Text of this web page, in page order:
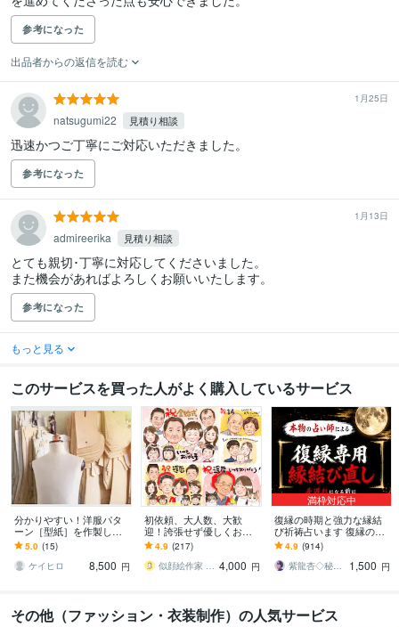
参考になった
出品者からの返信を読む
1月25日
natsugumi22 見積り相談
迅速かつご丁寧にご対応いただきました。
参考になった
1月13日
admireerika 見積り相談
とても親切･丁寧に対応してくださいました。
また機会があればよろしくお願いいたします。
参考になった
もっと見る
このサービスを買った人がよく購入しているサービス
分かりやすい！洋服パタ
ーン［型紙］を作製しま
す 個人デザインから工業
パターンまで対応可能！
トワルチェック込み
5.0 (15)
ケイヒロ
8,500 円
初依頼、大人数、大歓
迎！誇張せず優しくお描
きします 古希、還暦や敬
老、父母の日、大切な家
族への想いを形にします
4.9 (217)
似顔絵作家 mogu 4,000 円
満枠対応中
復縁の時期と強力な縁結
び祈祷占います 復縁の時
期を霊視し、早めるアド
バイス、強力な縁結び祈
祷。
4.9 (914)
紫龍杏◇秘伝の縁結び祈祷師
1,500 円
その他（ファッション・衣装制作）の人気サービス